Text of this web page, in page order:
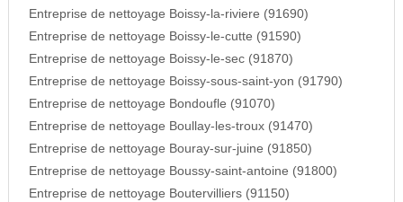
Entreprise de nettoyage Boissy-la-riviere (91690)
Entreprise de nettoyage Boissy-le-cutte (91590)
Entreprise de nettoyage Boissy-le-sec (91870)
Entreprise de nettoyage Boissy-sous-saint-yon (91790)
Entreprise de nettoyage Bondoufle (91070)
Entreprise de nettoyage Boullay-les-troux (91470)
Entreprise de nettoyage Bouray-sur-juine (91850)
Entreprise de nettoyage Boussy-saint-antoine (91800)
Entreprise de nettoyage Boutervilliers (91150)